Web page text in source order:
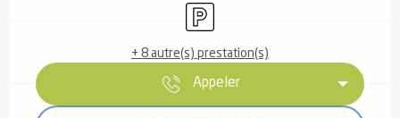
Parking
+ 8 autre(s) prestation(s)
Appeler